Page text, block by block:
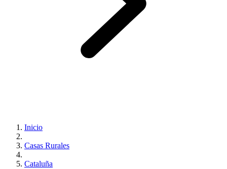
Inicio
Casas Rurales
Cataluña